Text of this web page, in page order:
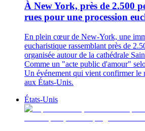
À New York, près de 2.500
rues pour une procession
En plein cœur de New-York, une
eucharistique rassemblant près de
organisée autour de la cathédrale
Comme un "acte public d'amour"
Un événement qui vient confirmer le
aux États-Unis.
États-Unis